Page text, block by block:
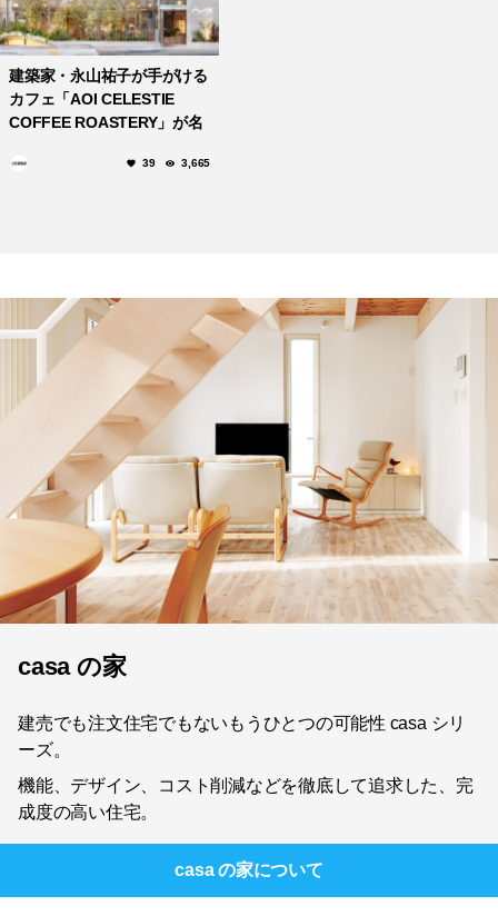
建築家・永山祐子が手がける
カフェ「AOI CELESTIE
COFFEE ROASTERY」が名
39 3,665
casa の家
建売でも注文住宅でもないもうひとつの可能性 casa シリ
ーズ。
機能、デザイン、コスト削減などを徹底して追求した、完
成度の高い住宅。
casa の家について